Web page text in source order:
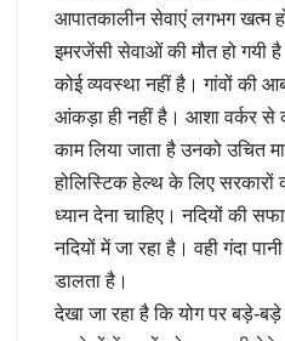
आपातकालीन सेवाएं लगभग खत्म
इमरजेंसी सेवाओं की मौत हो गयी
कोई व्यवस्था नहीं है। गांवों की
आंकड़ा ही नहीं है। आशा वर्कर से
काम लिया जाता है उनको उचित
होलिस्टिक हेल्थ के लिए
ध्यान देना चाहिए। नदियों की
नदियों में जा रहा है। वही गंदा
डालता है।
देखा जा रहा है कि योग पर बड़े-